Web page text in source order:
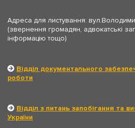
Адреса для листування:
(звернення громадян, адвокатські
інформацію тощо)
Відділ документального
роботи
Відділ з питань запобігання та
України